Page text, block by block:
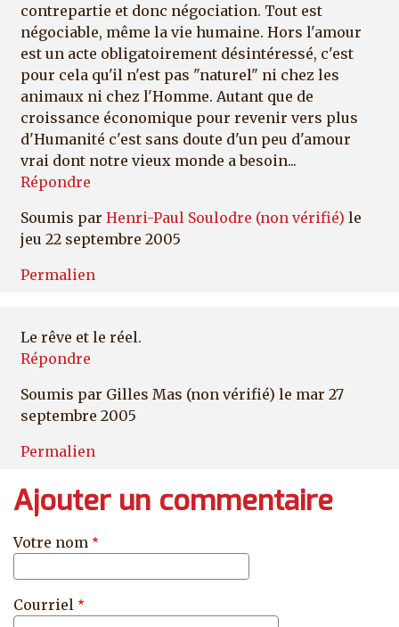
contrepartie et donc négociation. Tout est
négociable, même la vie humaine. Hors l'amour
est un acte obligatoirement désintéressé, c'est
pour cela qu'il n'est pas "naturel" ni chez les
animaux ni chez l'Homme. Autant que de
croissance économique pour revenir vers plus
d'Humanité c'est sans doute d'un peu d'amour
vrai dont notre vieux monde a besoin...
Répondre
Soumis par Henri-Paul Soulodre (non vérifié) le
jeu 22 septembre 2005
Permalien
Le rêve et le réel.
Répondre
Soumis par Gilles Mas (non vérifié) le mar 27
septembre 2005
Permalien
Ajouter un commentaire
Votre nom
Courriel